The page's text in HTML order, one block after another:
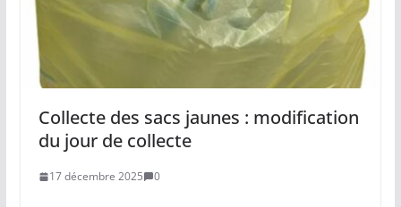
Collecte des sacs jaunes : modification
du jour de collecte
17 décembre 2025 0